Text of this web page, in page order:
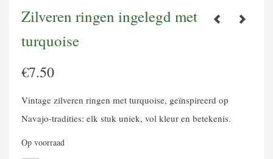
Zilveren ringen ingelegd met
turquoise
€7.50
Vintage zilveren ringen met turquoise, geïnspireerd op
Navajo-tradities: elk stuk uniek, vol kleur en betekenis.
Op voorraad